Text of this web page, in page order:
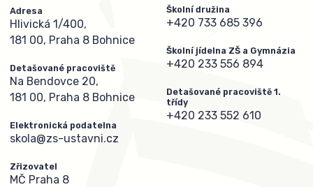
Adresa
Hlivická 1/400,
181 00, Praha 8 Bohnice
Detašované pracoviště
Na Bendovce 20,
181 00, Praha 8 Bohnice
Elektronická podatelna
skola@zs-ustavni.cz
Zřizovatel
MČ Praha 8
Školní družina
+420 733 685 396
Školní jídelna ZŠ a Gymnázia
+420 233 556 894
Detašované pracoviště 1.
třídy
+420 233 552 610